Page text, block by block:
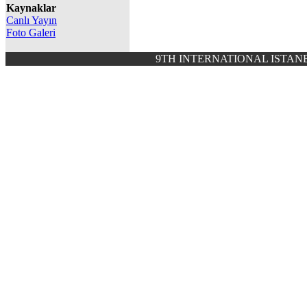
Kaynaklar
Canlı Yayın
Foto Galeri
9TH INTERNATIONAL